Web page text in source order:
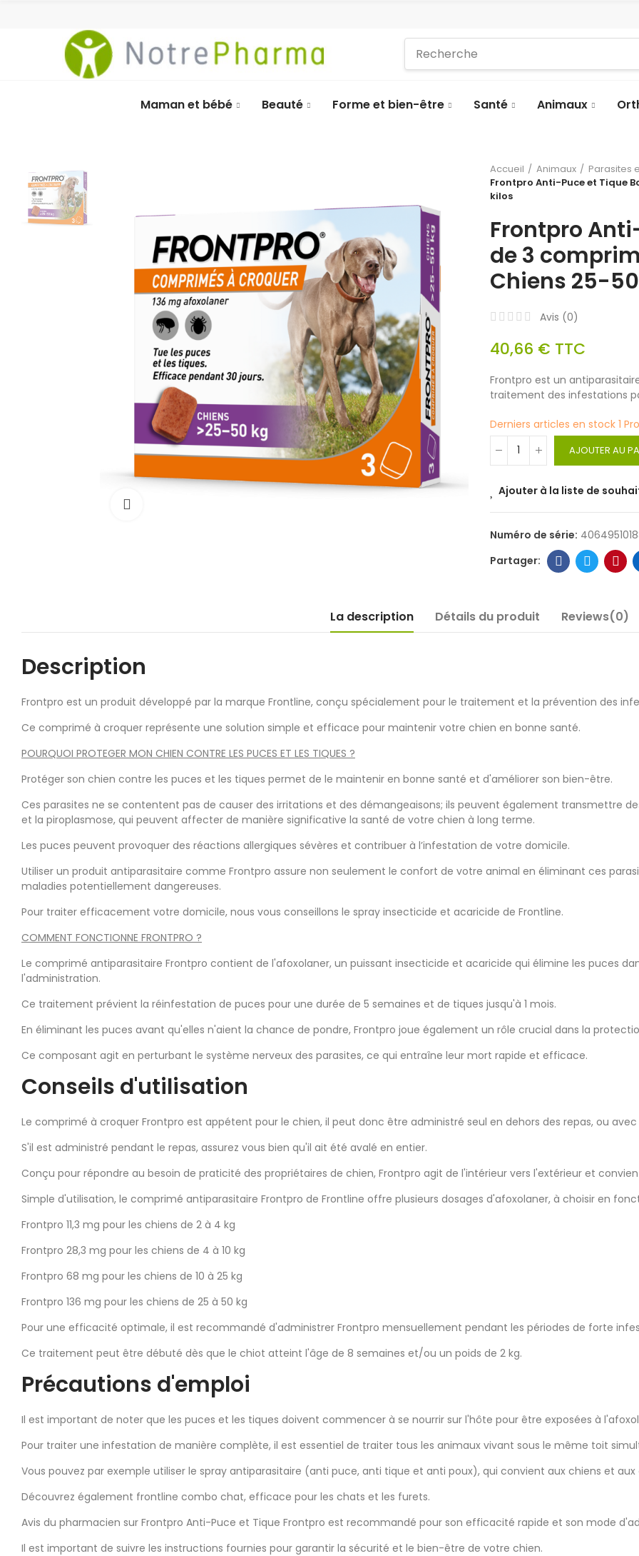
Maman et bébé Beauté Forme et bien-être Santé Animaux
Accueil Animaux
Parasites
Frontpro Anti-Puce et Tique
kilos
Frontpro
de 3
Chiens 25-
Avis (0)
40,66 € TTC
Frontpro est un
traitement des infestations
Derniers articles en stock 1
AJOUTER AU
Ajouter à la liste de
Numéro de série:
La description Détails du produit Reviews(0)
Description
Frontpro est un produit développé par la marque Frontline, conçu spécialement pour le traitement et la prévention des
Ce comprimé à croquer représente une solution simple et efficace pour maintenir votre chien en bonne santé.
POURQUOI PROTEGER MON CHIEN CONTRE LES PUCES ET LES TIQUES ?
Protéger son chien contre les puces et les tiques permet de le maintenir en bonne santé et d'améliorer son bien-être.
Ces parasites ne se contentent pas de causer des irritations et des démangeaisons; ils peuvent également transmettre
et la piroplasmose, qui peuvent affecter de manière significative la santé de votre chien à long terme.
Les puces peuvent provoquer des réactions allergiques sévères et contribuer à l’infestation de votre domicile.
Utiliser un produit antiparasitaire comme Frontpro assure non seulement le confort de votre animal en éliminant ces
maladies potentiellement dangereuses.
Pour traiter efficacement votre domicile, nous vous conseillons le spray insecticide et acaricide de Frontline.
COMMENT FONCTIONNE FRONTPRO ?
Le comprimé antiparasitaire Frontpro contient de l'afoxolaner, un puissant insecticide et acaricide qui élimine les puces
l'administration.
Ce traitement prévient la réinfestation de puces pour une durée de 5 semaines et de tiques jusqu'à 1 mois.
En éliminant les puces avant qu'elles n'aient la chance de pondre, Frontpro joue également un rôle crucial dans la
Ce composant agit en perturbant le système nerveux des parasites, ce qui entraîne leur mort rapide et efficace.
Conseils d'utilisation
Le comprimé à croquer Frontpro est appétent pour le chien, il peut donc être administré seul en dehors des repas, ou
S'il est administré pendant le repas, assurez vous bien qu'il ait été avalé en entier.
Conçu pour répondre au besoin de praticité des propriétaires de chien, Frontpro agit de l'intérieur vers l'extérieur et
Simple d'utilisation, le comprimé antiparasitaire Frontpro de Frontline offre plusieurs dosages d'afoxolaner, à choisir en
Frontpro 11,3 mg pour les chiens de 2 à 4 kg
Frontpro 28,3 mg pour les chiens de 4 à 10 kg
Frontpro 68 mg pour les chiens de 10 à 25 kg
Frontpro 136 mg pour les chiens de 25 à 50 kg
Pour une efficacité optimale, il est recommandé d'administrer Frontpro mensuellement pendant les périodes de forte
Ce traitement peut être débuté dès que le chiot atteint l'âge de 8 semaines et/ou un poids de 2 kg.
Précautions d'emploi
Il est important de noter que les puces et les tiques doivent commencer à se nourrir sur l'hôte pour être exposées à
Pour traiter une infestation de manière complète, il est essentiel de traiter tous les animaux vivant sous le même toit
Vous pouvez par exemple utiliser le spray antiparasitaire (anti puce, anti tique et anti poux), qui convient aux chiens et aux
Découvrez également frontline combo chat, efficace pour les chats et les furets.
Avis du pharmacien sur Frontpro Anti-Puce et Tique Frontpro est recommandé pour son efficacité rapide et son mode
Il est important de suivre les instructions fournies pour garantir la sécurité et le bien-être de votre chien.